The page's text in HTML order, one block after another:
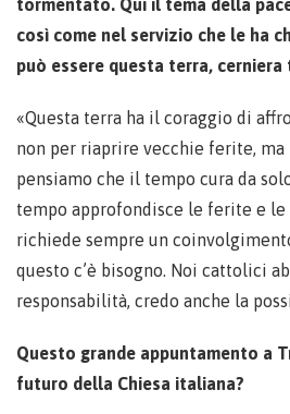
tormentato. Qui il tema della
così come nel servizio che le ha
può essere questa terra,
«Questa terra ha il coraggio di
non per riaprire vecchie ferite, ma
pensiamo che il tempo cura da
tempo approfondisce le ferite e le
richiede sempre un
questo c’è bisogno. Noi cattolici
responsabilità, credo anche la
Questo grande appuntamento a
futuro della Chiesa italiana?